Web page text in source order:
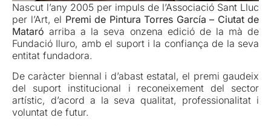
Nascut l’any 2005 per impuls de l’Associació Sant Lluc
per l’Art, el Premi de Pintura Torres García – Ciutat de
Mataró arriba a la seva onzena edició de la mà de
Fundació Iluro, amb el suport i la confiança de la seva
entitat fundadora.
De caràcter biennal i d’abast estatal, el premi gaudeix
del suport institucional i reconeixement del sector
artístic, d’acord a la seva qualitat, professionalitat i
voluntat de futur.